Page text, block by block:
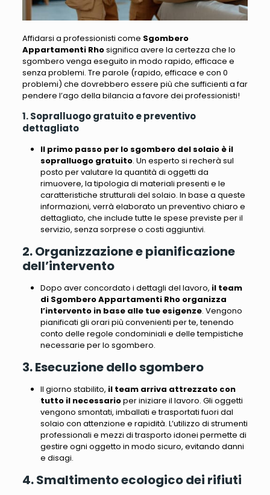
Affidarsi a professionisti come Sgombero
Appartamenti Rhosignifica avere la certezza che lo
sgombero venga eseguito in modo rapido, efficace e
senza problemi. Tre parole (rapido, efficace e con 0
problemi) che dovrebbero essere più che sufficienti a far
pendere l’ago della bilancia a favore dei professionisti!
1. Sopralluogo gratuito e preventivo
dettagliato
Il primo passo per lo sgombero del solaio è il
sopralluogo gratuito. Un esperto si recherà sul
posto per valutare la quantità di oggetti da
rimuovere, la tipologia di materiali presenti e le
caratteristiche strutturali del solaio. In base a queste
informazioni, verrà elaborato un preventivo chiaro e
dettagliato, che include tutte le spese previste per il
servizio, senza sorprese o costi aggiuntivi.
2. Organizzazione e pianificazione
dell’intervento
Dopo aver concordato i dettagli del lavoro, il team
di Sgombero Appartamenti Rho organizza
l’intervento in base alle tue esigenze. Vengono
pianificati gli orari più convenienti per te, tenendo
conto delle regole condominiali e delle tempistiche
necessarie per lo sgombero.
3. Esecuzione dello sgombero
Il giorno stabilito, il team arriva attrezzato con
tutto il necessarioper iniziare il lavoro. Gli oggetti
vengono smontati, imballati e trasportati fuori dal
solaio con attenzione e rapidità. L’utilizzo di strumenti
professionali e mezzi di trasporto idonei permette di
gestire ogni oggetto in modo sicuro, evitando danni
e disagi.
4. Smaltimento ecologico dei rifiuti